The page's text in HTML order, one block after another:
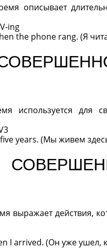
описывает
ing
the phone rang. (Я
используется для
years. (Мы живем
выражает действия,
I arrived. (Он уже ушел,